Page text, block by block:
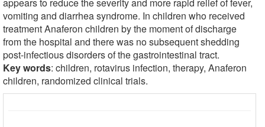
vomiting and diarrhea syndrome. In children who received
treatment Anaferon children by the moment of discharge
from the hospital and there was no subsequent shedding
post-infectious disorders of the gastrointestinal tract.
Key words: children, rotavirus infection, therapy, Anaferon
children, randomized clinical trials.